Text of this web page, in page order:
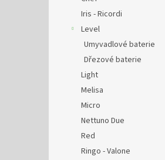
Iris - Ricordi
Level
Umyvadlové baterie
Dřezové baterie
Light
Melisa
Micro
Nettuno Due
Red
Ringo - Valone